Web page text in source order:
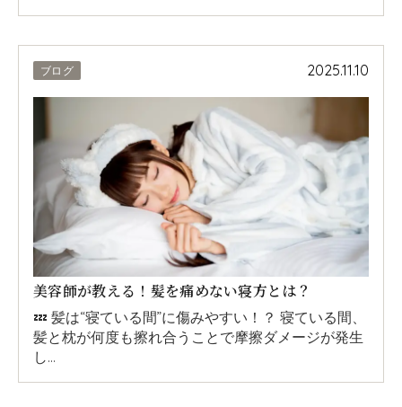
ブログ 2025.11.10
美容師が教える！髪を痛めない寝方とは？
💤 髪は“寝ている間”に傷みやすい！？ 寝ている間、
髪と枕が何度も擦れ合うことで摩擦ダメージが発生
し…